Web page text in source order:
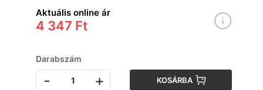
Aktuális online ár
4 347 Ft
Darabszám
- + KOSÁRBA